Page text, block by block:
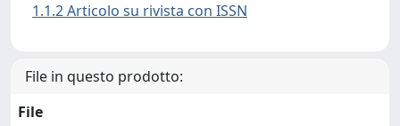
1.1.2 Articolo su rivista con ISSN
File in questo prodotto:
File